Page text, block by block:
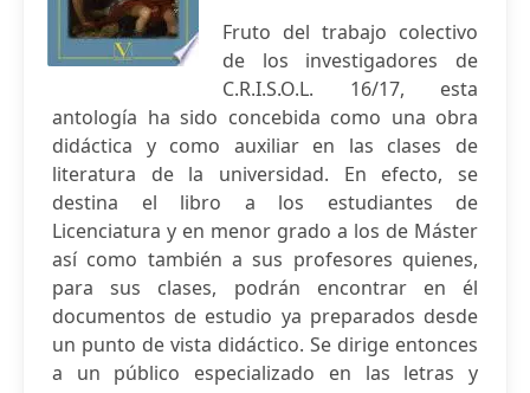
Fruto del trabajo colectivo
de los investigadores de
C.R.I.S.O.L. 16/17, esta
antología ha sido concebida como una obra
didáctica y como auxiliar en las clases de
literatura de la universidad. En efecto, se
destina el libro a los estudiantes de
Licenciatura y en menor grado a los de Máster
así como también a sus profesores quienes,
para sus clases, podrán encontrar en él
documentos de estudio ya preparados desde
un punto de vista didáctico. Se dirige entonces
a un público especializado en las letras y